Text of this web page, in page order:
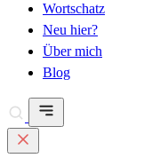
Wortschatz
Neu hier?
Über mich
Blog